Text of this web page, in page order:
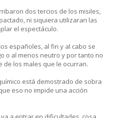
dos tercios de los misiles,
ni siquiera utilizaran las
el espectáculo.
españoles, al fin y al cabo se
o al menos neutro y por tanto no
de los males que le ocurran.
está demostrado de sobra
eso no impide una acción